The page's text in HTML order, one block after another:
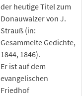
der heutige Titel zum
Donauwalzer von J.
Strauß (in:
Gesammelte Gedichte,
1844, 1846).
Er ist auf dem
evangelischen
Friedhof